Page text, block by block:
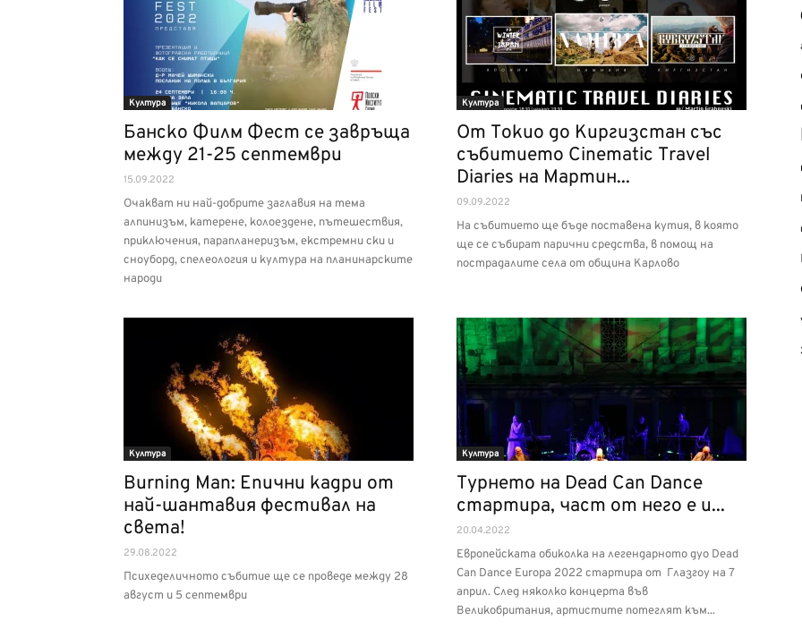
Култура
Банско Филм Фест се завръща
между 21-25 септември
15.09.2022
Очакват ни най-добрите заглавия на тема
алпинизъм, катерене, колоездене, пътешествия,
приключения, парапланеризъм, екстремни ски и
сноуборд, спелеология и култура на планинарските
народи
Култура
От Токио до Киргизстан със
събитието Cinematic Travel
Diaries на Мартин...
09.09.2022
На събитието ще бъде поставена кутия, в която
ще се събират парични средства, в помощ на
пострадалите села от община Карлово
Култура
Burning Man: Епични кадри от
най-шантавия фестивал на
света!
29.08.2022
Психеделичното събитие ще се проведе между 28
август и 5 септември
Култура
Турнето на Dead Can Dance
стартира, част от него е и...
20.04.2022
Европейската обиколка на легендарното дуо Dead
Can Dance Europa 2022 стартира от Глазгоу на 7
април. След няколко концерта във
Великобритания, артистите потеглят към...